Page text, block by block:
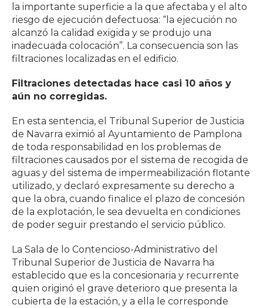
la importante superficie a la que afectaba y el alto
riesgo de ejecución defectuosa: “la ejecución no
alcanzó la calidad exigida y se produjo una
inadecuada colocación”. La consecuencia son las
filtraciones localizadas en el edificio.
Filtraciones detectadas hace casi 10 años y
aún no corregidas.
En esta sentencia, el Tribunal Superior de Justicia
de Navarra eximió al Ayuntamiento de Pamplona
de toda responsabilidad en los problemas de
filtraciones causados por el sistema de recogida de
aguas y del sistema de impermeabilización flotante
utilizado, y declaró expresamente su derecho a
que la obra, cuando finalice el plazo de concesión
de la explotación, le sea devuelta en condiciones
de poder seguir prestando el servicio público.
La Sala de lo Contencioso-Administrativo del
Tribunal Superior de Justicia de Navarra ha
establecido que es la concesionaria y recurrente
quien originó el grave deterioro que presenta la
cubierta de la estación, y a ella le corresponde